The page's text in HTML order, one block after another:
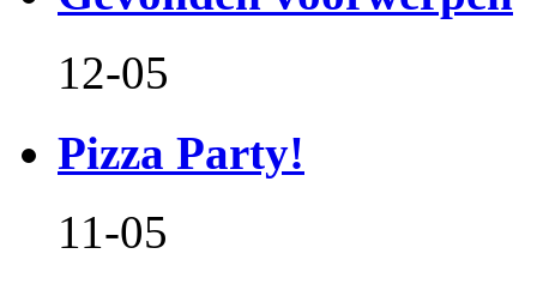
12-05
Pizza Party!
11-05